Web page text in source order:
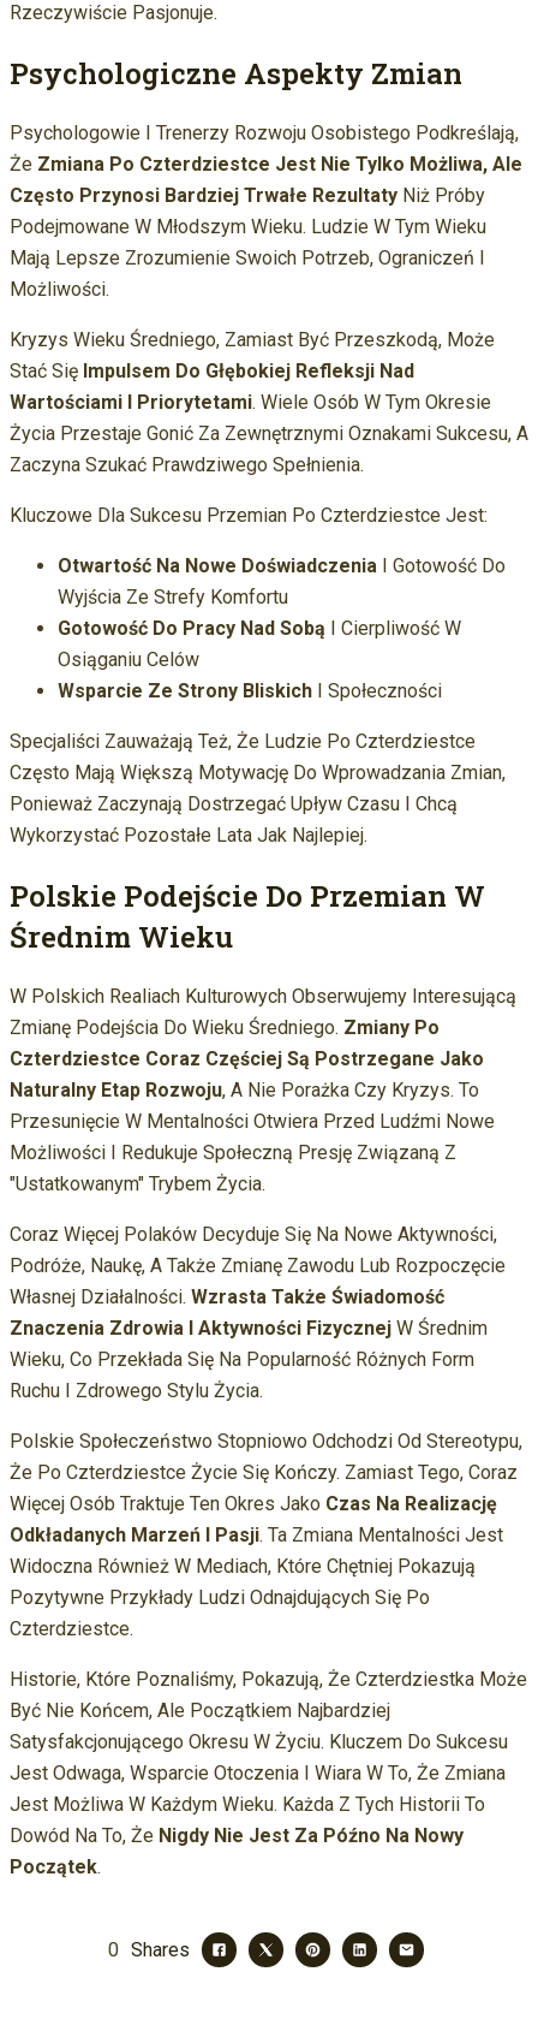
Rzeczywiście Pasjonuje.
Psychologiczne Aspekty Zmian
Psychologowie I Trenerzy Rozwoju Osobistego Podkreślają,
Że Zmiana Po Czterdziestce Jest Nie Tylko Możliwa, Ale
Często Przynosi Bardziej Trwałe Rezultaty Niż Próby
Podejmowane W Młodszym Wieku. Ludzie W Tym Wieku
Mają Lepsze Zrozumienie Swoich Potrzeb, Ograniczeń I
Możliwości.
Kryzys Wieku Średniego, Zamiast Być Przeszkodą, Może
Stać Się Impulsem Do Głębokiej Refleksji Nad
Wartościami I Priorytetami. Wiele Osób W Tym Okresie
Życia Przestaje Gonić Za Zewnętrznymi Oznakami Sukcesu, A
Zaczyna Szukać Prawdziwego Spełnienia.
Kluczowe Dla Sukcesu Przemian Po Czterdziestce Jest:
Otwartość Na Nowe Doświadczenia I Gotowość Do
Wyjścia Ze Strefy Komfortu
Gotowość Do Pracy Nad Sobą I Cierpliwość W
Osiąganiu Celów
Wsparcie Ze Strony Bliskich I Społeczności
Specjaliści Zauważają Też, Że Ludzie Po Czterdziestce
Często Mają Większą Motywację Do Wprowadzania Zmian,
Ponieważ Zaczynają Dostrzegać Upływ Czasu I Chcą
Wykorzystać Pozostałe Lata Jak Najlepiej.
Polskie Podejście Do Przemian W
Średnim Wieku
W Polskich Realiach Kulturowych Obserwujemy Interesującą
Zmianę Podejścia Do Wieku Średniego. Zmiany Po
Czterdziestce Coraz Częściej Są Postrzegane Jako
Naturalny Etap Rozwoju, A Nie Porażka Czy Kryzys. To
Przesunięcie W Mentalności Otwiera Przed Ludźmi Nowe
Możliwości I Redukuje Społeczną Presję Związaną Z
"ustatkowanym" Trybem Życia.
Coraz Więcej Polaków Decyduje Się Na Nowe Aktywności,
Podróże, Naukę, A Także Zmianę Zawodu Lub Rozpoczęcie
Własnej Działalności. Wzrasta Także Świadomość
Znaczenia Zdrowia I Aktywności Fizycznej W Średnim
Wieku, Co Przekłada Się Na Popularność Różnych Form
Ruchu I Zdrowego Stylu Życia.
Polskie Społeczeństwo Stopniowo Odchodzi Od Stereotypu,
Że Po Czterdziestce Życie Się Kończy. Zamiast Tego, Coraz
Więcej Osób Traktuje Ten Okres Jako Czas Na Realizację
Odkładanych Marzeń I Pasji. Ta Zmiana Mentalności Jest
Widoczna Również W Mediach, Które Chętniej Pokazują
Pozytywne Przykłady Ludzi Odnajdujących Się Po
Czterdziestce.
Historie, Które Poznaliśmy, Pokazują, Że Czterdziestka Może
Być Nie Końcem, Ale Początkiem Najbardziej
Satysfakcjonującego Okresu W Życiu. Kluczem Do Sukcesu
Jest Odwaga, Wsparcie Otoczenia I Wiara W To, Że Zmiana
Jest Możliwa W Każdym Wieku. Każda Z Tych Historii To
Dowód Na To, Że Nigdy Nie Jest Za Późno Na Nowy
Początek.
0 Shares